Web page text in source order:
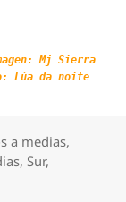
Mj Sierra
Lúa da noite
a medias,
, Sur,